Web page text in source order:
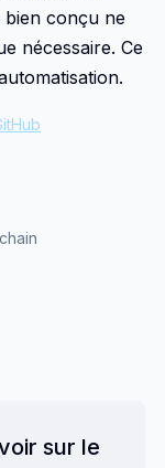
bien conçu ne
nécessaire. Ce
sur le